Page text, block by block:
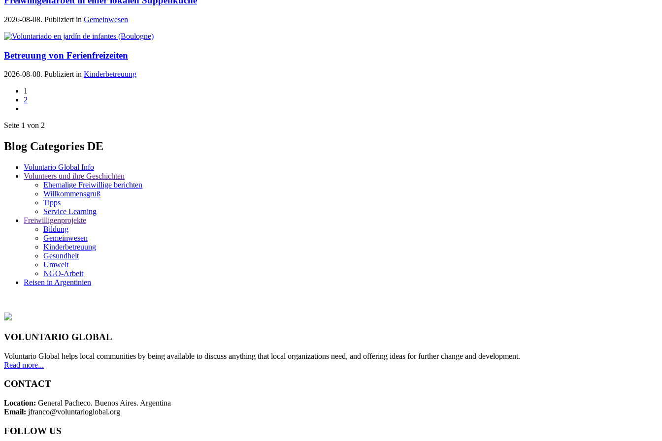
2026-08-08. Publiziert in Gemeinwesen
Betreuung von Ferienfreizeiten
2026-08-08. Publiziert in Kinderbetreuung
1
2
Seite 1 von 2
Blog Categories DE
Voluntario Global Info
Volunteers und ihre Geschichten
Ehemalige Freiwillige berichten
Willkommensgruß
Tipps
Service Learning
Freiwilligenprojekte
Bildung
Gemeinwesen
Kinderbetreuung
Gesundheit
Umwelt
NGO-Arbeit
Reisen in Argentinien
VOLUNTARIO GLOBAL
Voluntario Global helps local communities by being available to discuss anything that local organizations need, and offering ideas for further change and development.
Read more...
CONTACT
Location: General Pacheco. Buenos Aires. Argentina
Email: jfranco@voluntarioglobal.org
FOLLOW US